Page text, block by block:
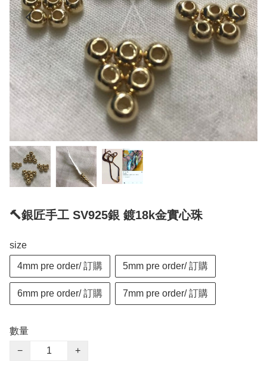
🔨銀匠手工 SV925銀 鍍18k金實心珠
size
4mm pre order/ 訂購 5mm pre order/ 訂購
6mm pre order/ 訂購 7mm pre order/ 訂購
數量
−
+